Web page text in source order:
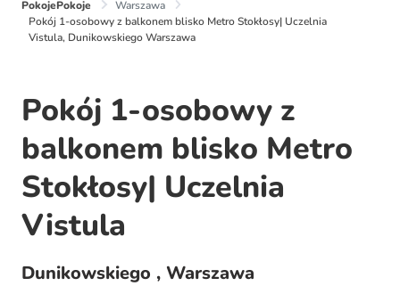
PokojePokoje
Warszawa
Pokój 1-osobowy z balkonem blisko Metro Stokłosy| Uczelnia
Vistula, Dunikowskiego Warszawa
Pokój 1-osobowy z
balkonem blisko Metro
Stokłosy| Uczelnia
Vistula
Dunikowskiego , Warszawa